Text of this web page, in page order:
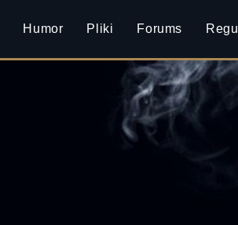
Humor Pliki Forums